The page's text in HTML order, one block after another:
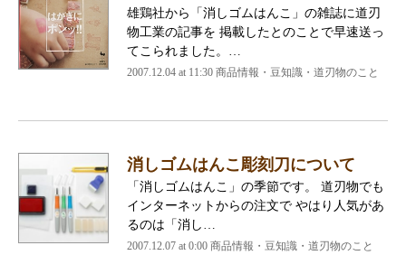
雄鶏社から「消しゴムはんこ」の雑誌に道刃
物工業の記事を 掲載したとのことで早速送っ
てこられました。…
2007.12.04 at 11:30 商品情報・豆知識・道刃物のこと
消しゴムはんこ彫刻刀について
「消しゴムはんこ」の季節です。 道刃物でも
インターネットからの注文で やはり人気があ
るのは「消し…
2007.12.07 at 0:00 商品情報・豆知識・道刃物のこと